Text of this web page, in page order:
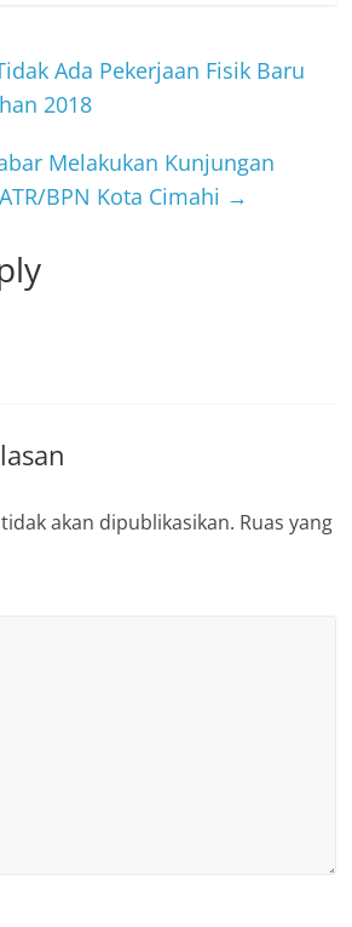
Ada Pekerjaan Fisik Baru
2018
Melakukan Kunjungan
BPN Kota Cimahi →
akan dipublikasikan. Ruas yang